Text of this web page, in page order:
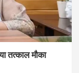
तत्काल मौका